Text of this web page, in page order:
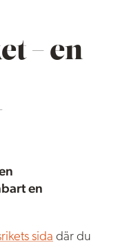
– en
en
sida där du